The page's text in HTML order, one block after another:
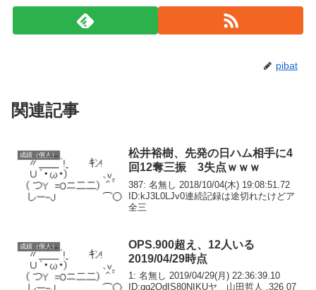
pibat
関連記事
成績（個人）
松井裕樹、先発の日ハム相手に4
回12奪三振 3失点ｗｗｗ
387: 名無し 2018/10/04(木) 19:08:51.72
ID:kJ3L0LJv0連続記録は途切れたけどア
全三
成績（個人）
OPS.900超え、12人いる
2019/04/29時点
1: 名無し 2019/04/29(月) 22:36:39.10
ID:qq2QdIS80NIKUヤ 山田哲人 .326 07